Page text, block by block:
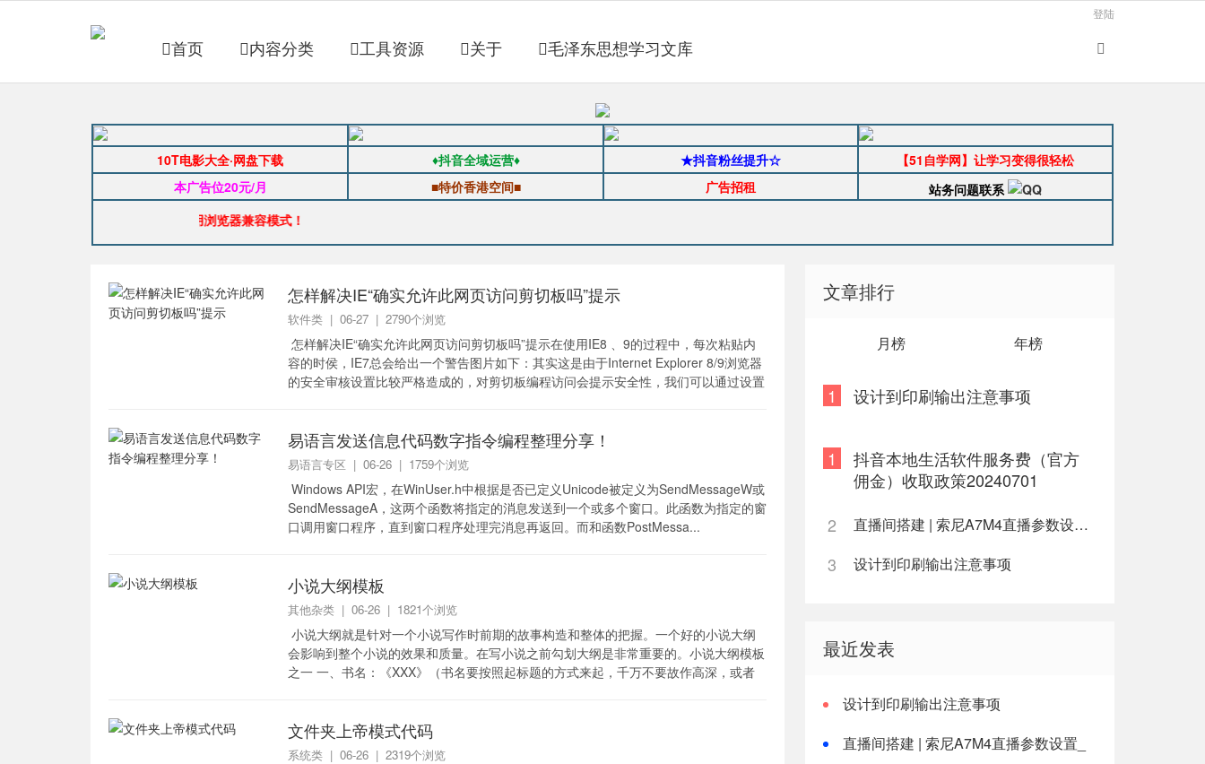
登陆
首页 内容分类 工具资源 关于 毛泽东思想学习文库
10T电影大全·网盘下载 ♦抖音全域运营♦ ★抖音粉丝提升☆
【51自学网】让学习变得很轻松
本广告位20元/月
■特价香港空间■ 广告招租
站务问题联系
告：如图片显示异常，请使用浏览器兼容模式！
怎样解决IE“确实允许此网页访问剪切板吗”提示
软件类 | 06-27 | 2790个浏览
怎样解决IE“确实允许此网页访问剪切板吗”提示在使用IE8 、9的过程中，每次粘贴内
容的时侯，IE7总会给出一个警告图片如下：其实这是由于Internet Explorer 8/9浏览器
的安全审核设置比较严格造成的，对剪切板编程访问会提示安全性，我们可以通过设置
易语言发送信息代码数字指令编程整理分享！
易语言专区 | 06-26 | 1759个浏览
Windows API宏，在WinUser.h中根据是否已定义Unicode被定义为SendMessageW或
SendMessageA，这两个函数将指定的消息发送到一个或多个窗口。此函数为指定的窗
口调用窗口程序，直到窗口程序处理完消息再返回。而和函数PostMessa...
小说大纲模板
其他杂类 | 06-26 | 1821个浏览
小说大纲就是针对一个小说写作时前期的故事构造和整体的把握。一个好的小说大纲
会影响到整个小说的效果和质量。在写小说之前勾划大纲是非常重要的。小说大纲模板
之一 一、书名：《XXX》（书名要按照起标题的方式来起，千万不要故作高深，或者
文件夹上帝模式代码
系统类 | 06-26 | 2319个浏览
文章排行
月榜 年榜
1 设计到印刷输出注意事项
1
抖音本地生活软件服务费（官方
佣金）收取政策20240701
2
直播间搭建 | 索尼A7M4直播参数设置_清晰高画质
3 设计到印刷输出注意事项
最近发表
设计到印刷输出注意事项
直播间搭建 | 索尼A7M4直播参数设置_